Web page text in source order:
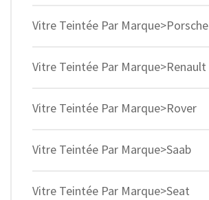
Vitre Teintée Par Marque>Porsche
Vitre Teintée Par Marque>Renault
Vitre Teintée Par Marque>Rover
Vitre Teintée Par Marque>Saab
Vitre Teintée Par Marque>Seat